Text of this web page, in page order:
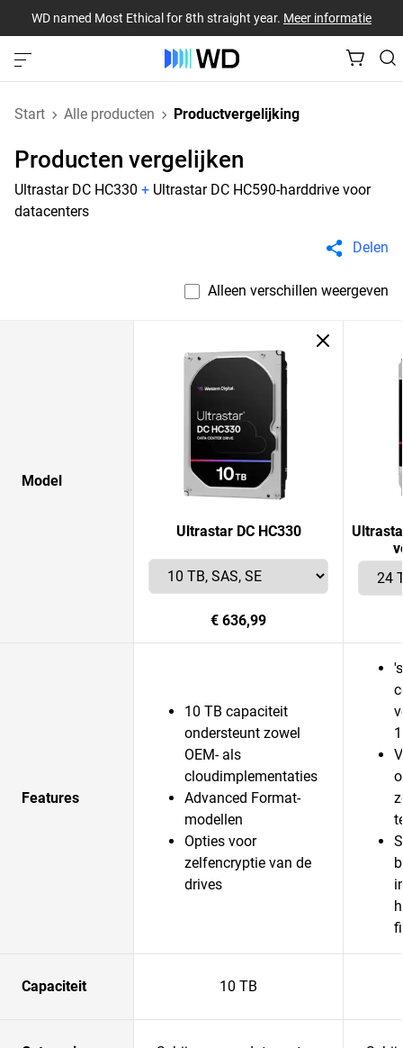
WD named Most Ethical for 8th straight year. Meer informatie
Start Alle producten Productvergelijking
Producten vergelijken
Ultrastar DC HC330 + Ultrastar DC HC590-harddrive voor
datacenters
Delen
Alleen verschillen weergeven
Model
Ultrastar DC HC330
€ 636,99
Features
10 TB capaciteit
ondersteunt zowel
OEM- als
cloudimplementaties
Advanced Format-
modellen
Opties voor
zelfencryptie van de
drives
Capaciteit 10 TB